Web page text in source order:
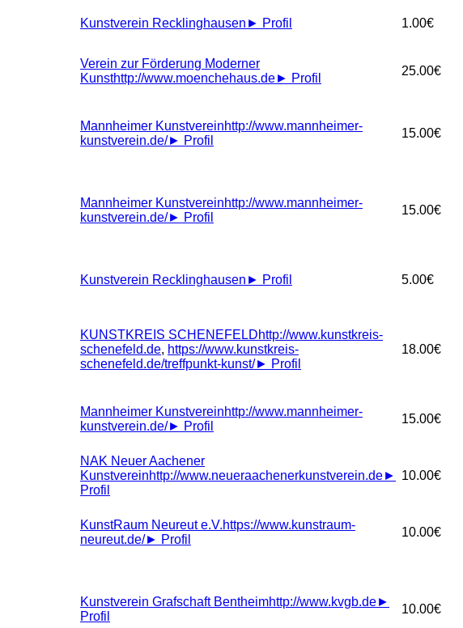
Kunstverein Recklinghausen ► Profil 1.00€
Verein zur Förderung Moderner
Kunsthttp://www.moenchehaus.de► Profil
25.00€
Mannheimer Kunstvereinhttp://www.mannheimer-
kunstverein.de/► Profil
15.00€
Mannheimer Kunstvereinhttp://www.mannheimer-
kunstverein.de/► Profil
15.00€
Kunstverein Recklinghausen ► Profil 5.00€
KUNSTKREIS SCHENEFELDhttp://www.kunstkreis-
schenefeld.de, https://www.kunstkreis-
schenefeld.de/treffpunkt-kunst/► Profil
18.00€
Mannheimer Kunstvereinhttp://www.mannheimer-
kunstverein.de/► Profil
15.00€
NAK Neuer Aachener
Kunstvereinhttp://www.neueraachenerkunstverein.de►
Profil
10.00€
KunstRaum Neureut e.V.https://www.kunstraum-
neureut.de/► Profil
10.00€
Kunstverein Grafschaft Bentheimhttp://www.kvgb.de►
Profil
10.00€